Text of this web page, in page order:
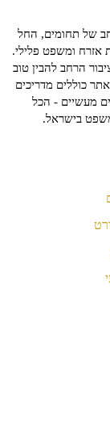
של תחומים, החל
אזרח ומשפט פלילי.
הרחב להבין טוב
כוללים מדריכים
מעשיים - הכל
בישראל.